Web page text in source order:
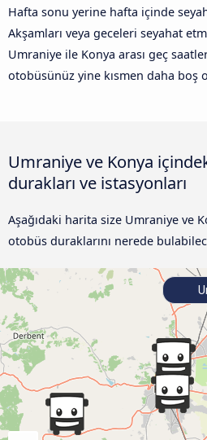
Hafta sonu yerine hafta içinde
Akşamları veya geceleri seyahat
Umraniye ile Konya arası geç
otobüsünüz yine kısmen daha boş
Umraniye ve Konya
durakları ve istasyonları
Aşağıdaki harita size Umraniye ve
otobüs duraklarını nerede